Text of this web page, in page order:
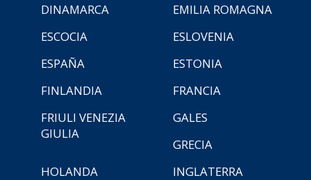
DINAMARCA
EMILIA ROMAGNA
ESCOCIA
ESLOVENIA
ESPAÑA
ESTONIA
FINLANDIA
FRANCIA
FRIULI VENEZIA
GIULIA
GALES
GRECIA
HOLANDA
INGLATERRA